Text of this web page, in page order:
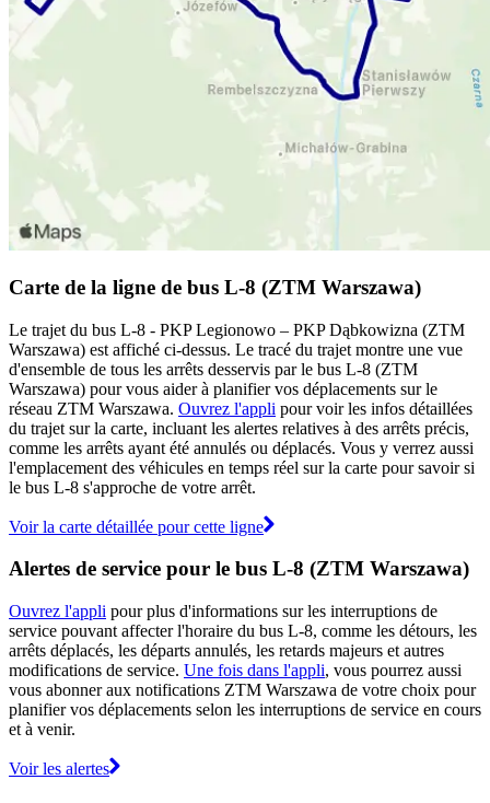
Carte de la ligne de bus L-8 (ZTM Warszawa)
Le trajet du bus L-8 - PKP Legionowo – PKP Dąbkowizna (ZTM
Warszawa) est affiché ci-dessus. Le tracé du trajet montre une vue
d'ensemble de tous les arrêts desservis par le bus L-8 (ZTM
Warszawa) pour vous aider à planifier vos déplacements sur le
réseau ZTM Warszawa. Ouvrez l'appli pour voir les infos détaillées
du trajet sur la carte, incluant les alertes relatives à des arrêts précis,
comme les arrêts ayant été annulés ou déplacés. Vous y verrez aussi
l'emplacement des véhicules en temps réel sur la carte pour savoir si
le bus L-8 s'approche de votre arrêt.
Voir la carte détaillée pour cette ligne
Alertes de service pour le bus L-8 (ZTM Warszawa)
Ouvrez l'appli pour plus d'informations sur les interruptions de
service pouvant affecter l'horaire du bus L-8, comme les détours, les
arrêts déplacés, les départs annulés, les retards majeurs et autres
modifications de service. Une fois dans l'appli, vous pourrez aussi
vous abonner aux notifications ZTM Warszawa de votre choix pour
planifier vos déplacements selon les interruptions de service en cours
et à venir.
Voir les alertes